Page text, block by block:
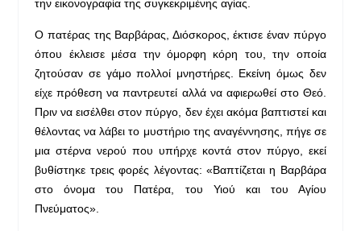
την εικονογραφία της συγκεκριμένης αγίας.
Ο πατέρας της Βαρβάρας, Διόσκορος, έκτισε έναν πύργο
όπου έκλεισε μέσα την όμορφη κόρη του, την οποία
ζητούσαν σε γάμο πολλοί μνηστήρες. Εκείνη όμως δεν
είχε πρόθεση να παντρευτεί αλλά να αφιερωθεί στο Θεό.
Πριν να εισέλθει στον πύργο, δεν έχει ακόμα βαπτιστεί και
θέλοντας να λάβει το μυστήριο της αναγέννησης, πήγε σε
μια στέρνα νερού που υπήρχε κοντά στον πύργο, εκεί
βυθίστηκε τρεις φορές λέγοντας: «Βαπτίζεται η Βαρβάρα
στο όνομα του Πατέρα, του Υιού και του Αγίου
Πνεύματος».